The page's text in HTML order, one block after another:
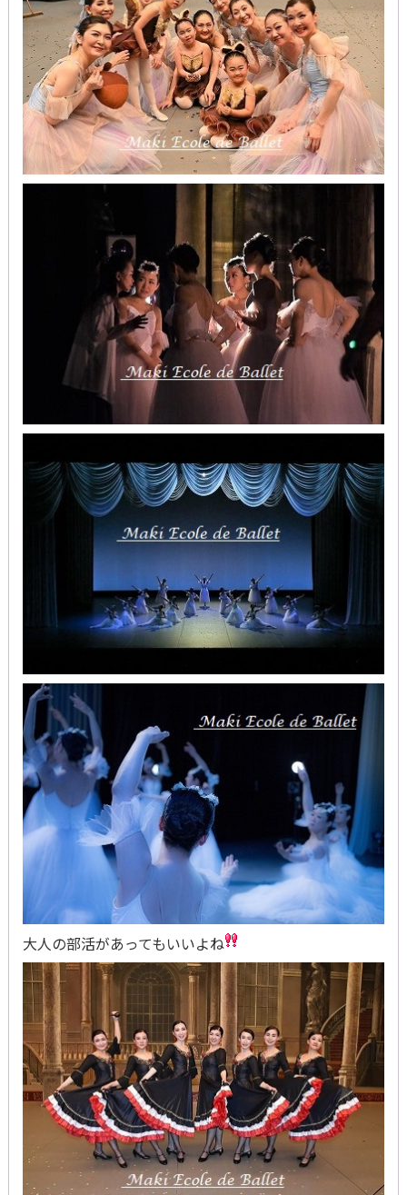
大人の部活があってもいいよね